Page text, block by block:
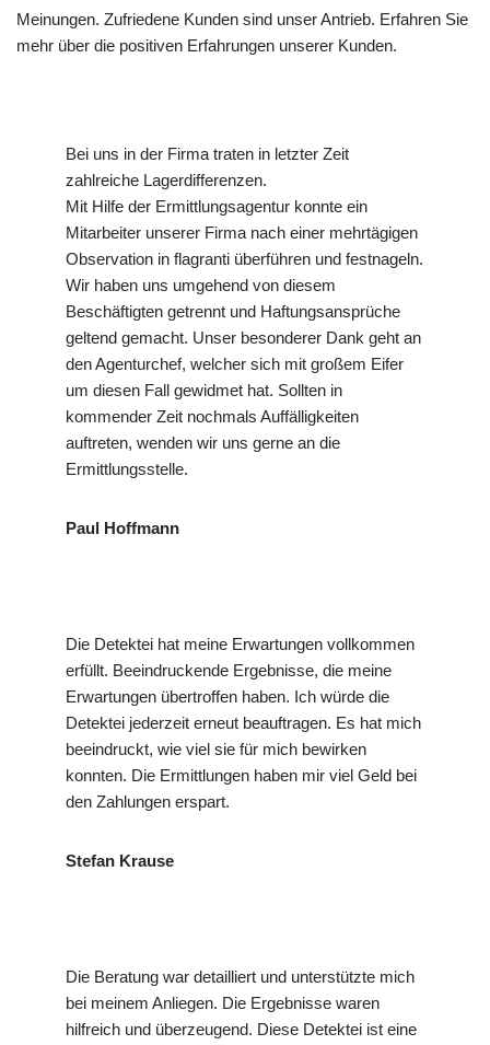
Meinungen. Zufriedene Kunden sind unser Antrieb. Erfahren Sie
mehr über die positiven Erfahrungen unserer Kunden.
Bei uns in der Firma traten in letzter Zeit
zahlreiche Lagerdifferenzen.
Mit Hilfe der Ermittlungsagentur konnte ein
Mitarbeiter unserer Firma nach einer mehrtägigen
Observation in flagranti überführen und festnageln.
Wir haben uns umgehend von diesem
Beschäftigten getrennt und Haftungsansprüche
geltend gemacht. Unser besonderer Dank geht an
den Agenturchef, welcher sich mit großem Eifer
um diesen Fall gewidmet hat. Sollten in
kommender Zeit nochmals Auffälligkeiten
auftreten, wenden wir uns gerne an die
Ermittlungsstelle.
Paul Hoffmann
Die Detektei hat meine Erwartungen vollkommen
erfüllt. Beeindruckende Ergebnisse, die meine
Erwartungen übertroffen haben. Ich würde die
Detektei jederzeit erneut beauftragen. Es hat mich
beeindruckt, wie viel sie für mich bewirken
konnten. Die Ermittlungen haben mir viel Geld bei
den Zahlungen erspart.
Stefan Krause
Die Beratung war detailliert und unterstützte mich
bei meinem Anliegen. Die Ergebnisse waren
hilfreich und überzeugend. Diese Detektei ist eine